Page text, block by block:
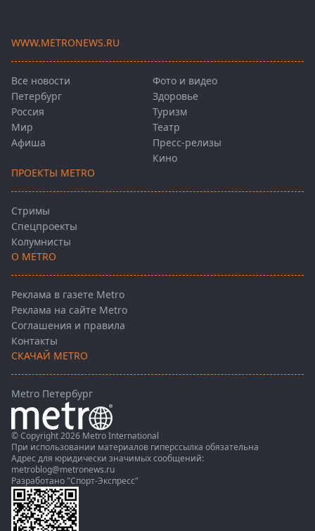
WWW.METRONEWS.RU
Все новости
Петербург
Россия
Мир
Афиша
Фото и видео
Здоровье
Туризм
Театр
Пресс-релизы
Кино
ПРОЕКТЫ METRO
Стримы
Спецпроекты
Колумнисты
О METRO
Реклама в газете Metro
Реклама на сайте Metro
Соглашения и правила
Контакты
СКАЧАЙ METRO
Metro Петербург
© Copyright 2026 Metro International
При использовании материалов гиперссылка обязательна
Адрес для юридически значимых сообщений:
metroblog@metronews.ru
Разработано "Спорт-Экспресс"